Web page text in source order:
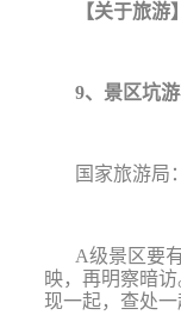
【关于旅游】
9、景区坑游
国家旅游局
A级景区要
映，再明察暗
现一起，查处一